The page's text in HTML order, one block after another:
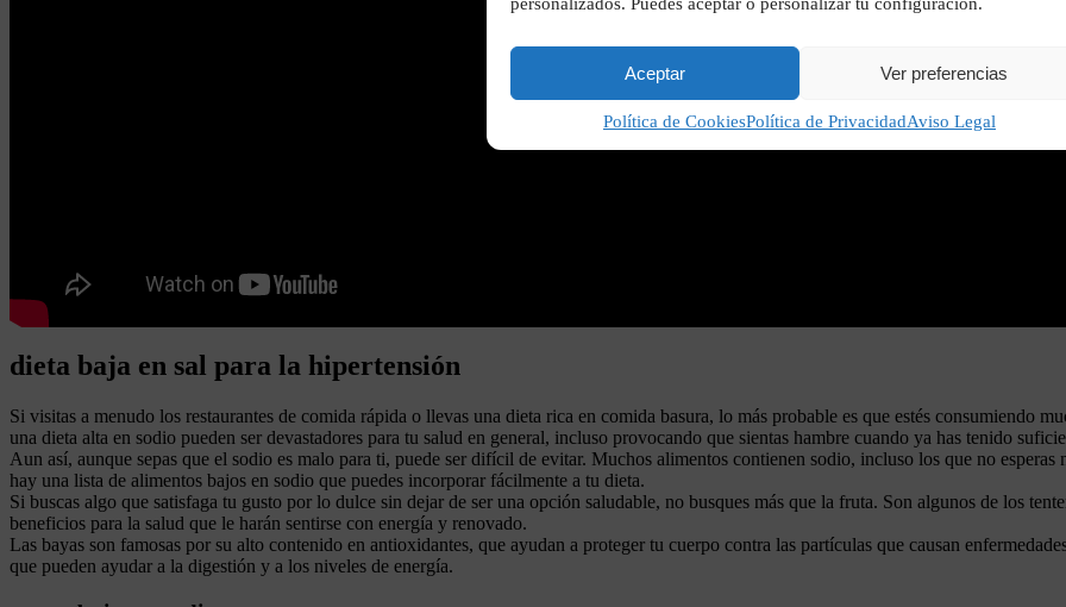
Aceptar Ver preferencias
Política de CookiesPolítica de PrivacidadAviso Legal
dieta baja en sal para la hipertensión
Si visitas a menudo los restaurantes de comida rápida o llevas una dieta rica en comida basura, lo más probable es que estés consumiendo
una dieta alta en sodio pueden ser devastadores para tu salud en general, incluso provocando que sientas hambre cuando ya has tenido
Aun así, aunque sepas que el sodio es malo para ti, puede ser difícil de evitar. Muchos alimentos contienen sodio, incluso los que no
hay una lista de alimentos bajos en sodio que puedes incorporar fácilmente a tu dieta.
Si buscas algo que satisfaga tu gusto por lo dulce sin dejar de ser una opción saludable, no busques más que la fruta. Son algunos de los
beneficios para la salud que le harán sentirse con energía y renovado.
Las bayas son famosas por su alto contenido en antioxidantes, que ayudan a proteger tu cuerpo contra las partículas que causan
que pueden ayudar a la digestión y a los niveles de energía.